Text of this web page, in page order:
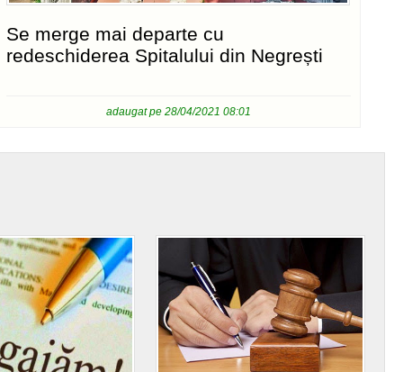
Se merge mai departe cu
redeschiderea Spitalului din Negrești
adaugat pe 28/04/2021 08:01